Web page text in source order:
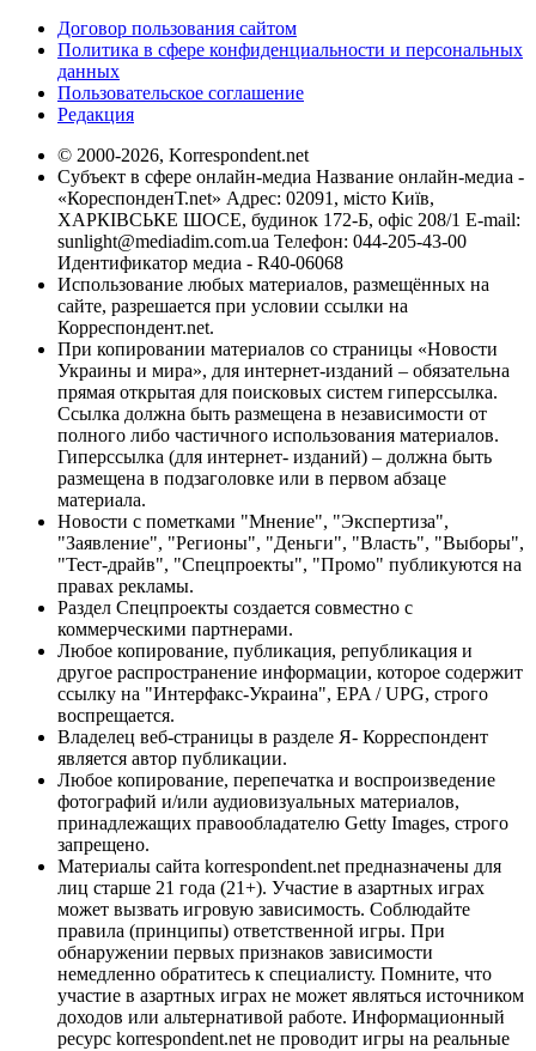
Договор пользования сайтом
Политика в сфере конфиденциальности и персональных
данных
Пользовательское соглашение
Редакция
© 2000-2026, Korrespondent.net
Субъект в сфере онлайн-медиа Название онлайн-медиа -
«КореспонденТ.net» Адрес: 02091, місто Київ,
ХАРКІВСЬКЕ ШОСЕ, будинок 172-Б, офіс 208/1 E-mail:
sunlight@mediadim.com.ua Телефон: 044-205-43-00
Идентификатор медиа - R40-06068
Использование любых материалов, размещённых на
сайте, разрешается при условии ссылки на
Корреспондент.net.
При копировании материалов со страницы «Новости
Украины и мира», для интернет-изданий – обязательна
прямая открытая для поисковых систем гиперссылка.
Ссылка должна быть размещена в независимости от
полного либо частичного использования материалов.
Гиперссылка (для интернет- изданий) – должна быть
размещена в подзаголовке или в первом абзаце
материала.
Новости с пометками "Мнение", "Экспертиза",
"Заявление", "Регионы", "Деньги", "Власть", "Выборы",
"Тест-драйв", "Спецпроекты", "Промо" публикуются на
правах рекламы.
Раздел Спецпроекты создается совместно с
коммерческими партнерами.
Любое копирование, публикация, републикация и
другое распространение информации, которое содержит
ссылку на "Интерфакс-Украина", EPA / UPG, строго
воспрещается.
Владелец веб-страницы в разделе Я- Корреспондент
является автор публикации.
Любое копирование, перепечатка и воспроизведение
фотографий и/или аудиовизуальных материалов,
принадлежащих правообладателю Getty Images, строго
запрещено.
Материалы сайта korrespondent.net предназначены для
лиц старше 21 года (21+). Участие в азартных играх
может вызвать игровую зависимость. Соблюдайте
правила (принципы) ответственной игры. При
обнаружении первых признаков зависимости
немедленно обратитесь к специалисту. Помните, что
участие в азартных играх не может являться источником
доходов или альтернативой работе. Информационный
ресурс korrespondent.net не проводит игры на реальные